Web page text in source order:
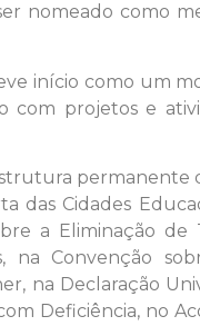
nomeado como
início como um
projetos e
Cidades
a Eliminação de
na Convenção
na Declaração
Deficiência, no